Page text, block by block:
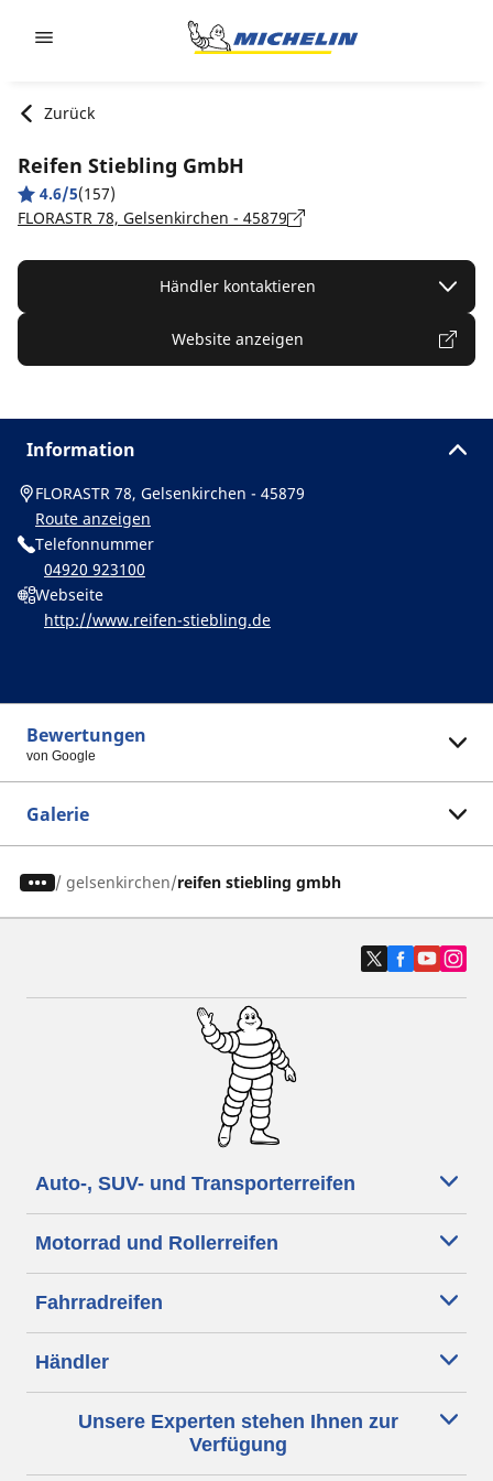
Zurück
Reifen Stiebling GmbH
4.6/5(157)
FLORASTR 78, Gelsenkirchen - 45879
Händler kontaktieren
Website anzeigen
Information
FLORASTR 78, Gelsenkirchen - 45879
Route anzeigen
Telefonnummer
04920 923100
Webseite
http://www.reifen-stiebling.de
Bewertungen
von Google
Galerie
/ gelsenkirchen reifen stiebling gmbh
Auto-, SUV- und Transporterreifen
Motorrad und Rollerreifen
Fahrradreifen
Händler
Unsere Experten stehen Ihnen zur
Verfügung